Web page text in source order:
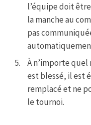
l’équipe doit
la manche au
pas
À n’importe
est blessé, il est
remplacé et ne
le tournoi.